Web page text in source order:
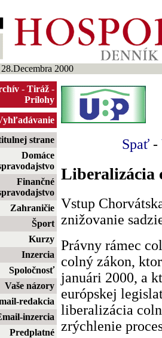
2000
- Tiráž -
Prílohy
strane
Domáce
Finančné
Zahraničie
Šport
Kurzy
Inzercia
Spoločnosť
Vaše názory
redakcia
inzercia
Predplatné
Spať -
Liberalizácia
Vstup
znižovanie
Právny rámec
colný zákon,
januári 2000, a
európskej
liberalizácia
zrýchlenie